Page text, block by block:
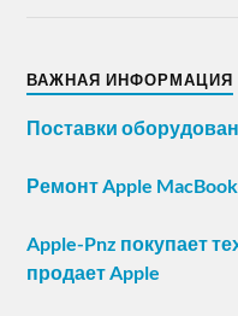
ВАЖНАЯ ИНФОРМАЦИЯ
Поставки
Ремонт Apple
Apple-Pnz покупает
продает Apple